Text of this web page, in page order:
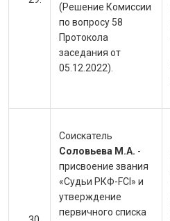
(Решение Комиссии
по вопросу 58
Протокола
заседания от
05.12.2022).
Соискатель
Соловьева М.А. -
присвоение звания
«Судьи РКФ-FCI» и
утверждение
первичного списка